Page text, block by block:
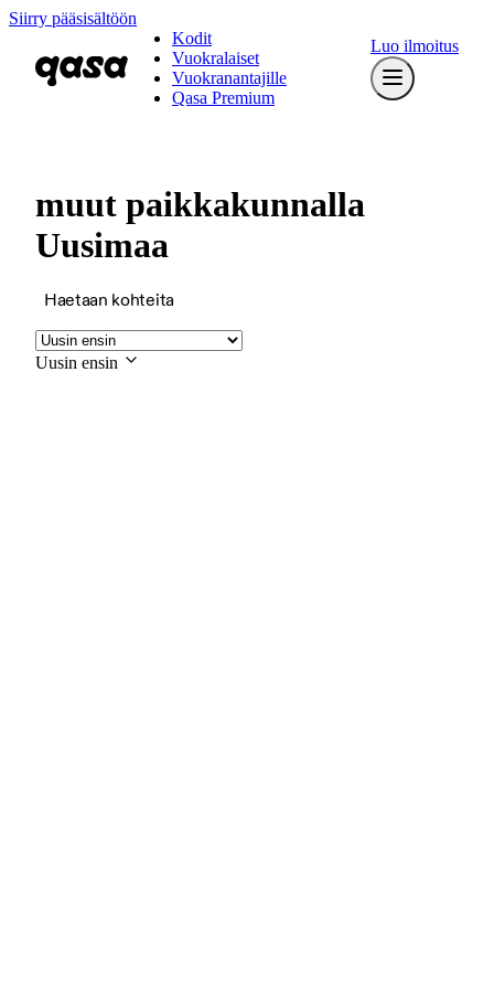
Siirry pääsisältöön
Kodit
Vuokralaiset
Vuokranantajille
Qasa Premium
Luo ilmoitus
muut paikkakunnalla
Uusimaa
Haetaan kohteita
Uusin ensin